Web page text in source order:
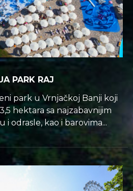
PARK RAJ
park u Vrnjačkoj Banji koji
hektara sa najzabavnijim
i odrasle, kao i barovima...